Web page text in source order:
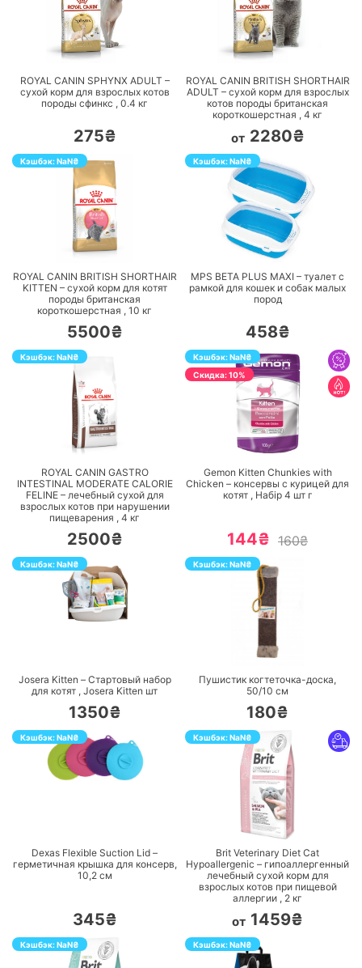
ПЕРЕЙТИ
ROYAL CANIN SPHYNX ADULT –
сухой корм для взрослых котов
породы сфинкс , 0.4 кг
275₴
ПЕРЕЙТИ
ROYAL CANIN BRITISH SHORTHAIR
ADULT – сухой корм для взрослых
котов породы британская
короткошерстная , 4 кг
от 2280₴
Кэшбэк:NaN₴
ПЕРЕЙТИ
ROYAL CANIN BRITISH SHORTHAIR
KITTEN – сухой корм для котят
породы британская
короткошерстная , 10 кг
5500₴
Кэшбэк:NaN₴
ПЕРЕЙТИ
MPS BETA PLUS MAXI – туалет с
рамкой для кошек и собак малых
пород
458₴
Кэшбэк:NaN₴
ПЕРЕЙТИ
ROYAL CANIN GASTRO
INTESTINAL MODERATE CALORIE
FELINE – лечебный сухой для
взрослых котов при нарушении
пищеварения , 4 кг
2500₴
Кэшбэк:NaN₴
Cкидка: 10%
ПЕРЕЙТИ
Gemon Kitten Chunkies with
Chicken – консервы с курицей для
котят , Набір 4 штг
144₴ 160₴
Кэшбэк:NaN₴
Josera Kitten – Стартовый набор
для котят , Josera Kitten шт
1350₴
Кэшбэк:NaN₴
ПЕРЕЙТИ
Пушистик когтеточка-доска,
50/10 см
180₴
Кэшбэк:NaN₴
Dexas Flexible Suction Lid –
герметичная крышка для консерв,
10,2 см
345₴
Кэшбэк:NaN₴
ПЕРЕЙТИ
Brit Veterinary Diet Cat
Hypoallergenic – гипоаллергенный
лечебный сухой корм для
взрослых котов при пищевой
аллергии , 2 кг
от 1459₴
Кэшбэк:NaN₴ Кэшбэк:NaN₴